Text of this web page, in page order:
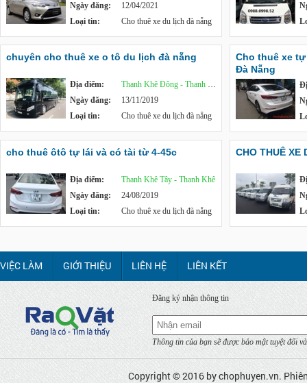
Ngày đăng:
12/04/2021
Loại tin:
Cho thuê xe du lịch đà nẵng
chuyên cho thuê xe o tô du lịch đà nẵng
Địa điểm:
Thanh Khê Đông - Thanh Khê
Ngày đăng:
13/11/2019
Loại tin:
Cho thuê xe du lịch đà nẵng
Cho thuê xe
Đà Nẵng
cho thuê ôtô tự lái và có tài từ 4-45c
Địa điểm:
Thanh Khê Tây - Thanh Khê
Ngày đăng:
24/08/2019
Loại tin:
Cho thuê xe du lịch đà nẵng
CHO THUÊ XE
VIỆC LÀM GIỚI THIỆU LIÊN HỆ LIÊN KẾT
Đăng ký nhận thông tin
Thông tin của bạn sẽ được bảo mật tuyệt đối
Copyright © 2016 bychophuyen.vn.